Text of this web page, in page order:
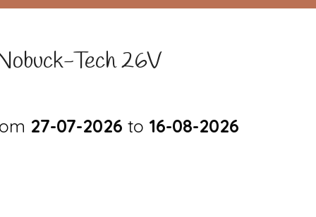
Tech 26V
27-07-2026 to 16-08-2026